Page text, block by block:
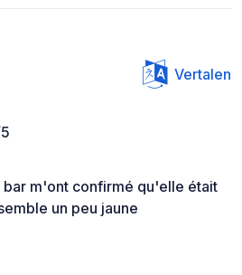
Vertalen
bar m'ont confirmé qu'elle était
un peu jaune